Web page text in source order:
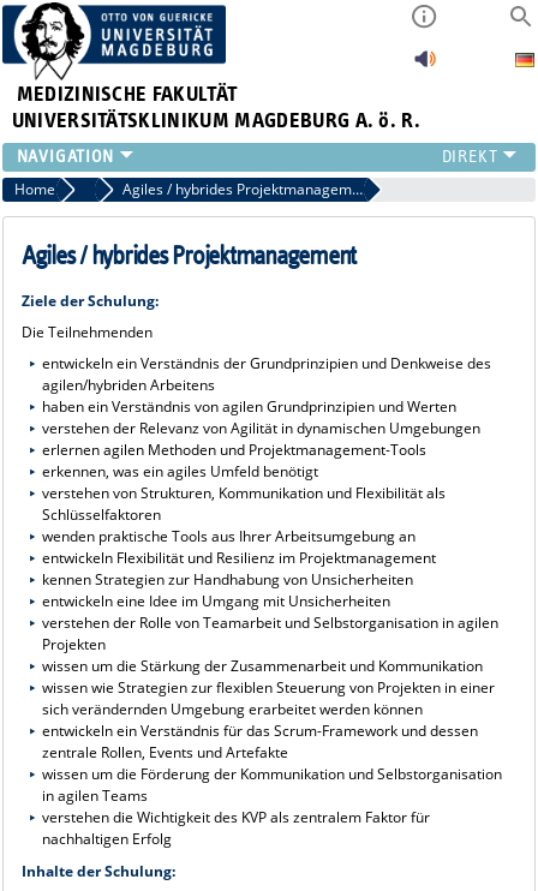
MEDIZINISCHE FAKULTÄT
UNIVERSITÄTSKLINIKUM MAGDEBURG A. ö. R.
INSTITUTE
KLINIKEN
ZENTRALE EINRICHTUNGEN
FORSCHUNG
PRESSE
ÜBER UNS
INTERNATIONAL
INTRANET
Home Angebotsschulungen Agiles / hybrides Projektmanagement
Agiles / hybrides Projektmanagement
Ziele der Schulung:
Die Teilnehmenden
entwickeln ein Verständnis der Grundprinzipien und Denkweise des
agilen/hybriden Arbeitens
haben ein Verständnis von agilen Grundprinzipien und Werten
verstehen der Relevanz von Agilität in dynamischen Umgebungen
erlernen agilen Methoden und Projektmanagement-Tools
erkennen, was ein agiles Umfeld benötigt
verstehen von Strukturen, Kommunikation und Flexibilität als
Schlüsselfaktoren
wenden praktische Tools aus Ihrer Arbeitsumgebung an
entwickeln Flexibilität und Resilienz im Projektmanagement
kennen Strategien zur Handhabung von Unsicherheiten
entwickeln eine Idee im Umgang mit Unsicherheiten
verstehen der Rolle von Teamarbeit und Selbstorganisation in agilen
Projekten
wissen um die Stärkung der Zusammenarbeit und Kommunikation
wissen wie Strategien zur flexiblen Steuerung von Projekten in einer
sich verändernden Umgebung erarbeitet werden können
entwickeln ein Verständnis für das Scrum-Framework und dessen
zentrale Rollen, Events und Artefakte
wissen um die Förderung der Kommunikation und Selbstorganisation
in agilen Teams
verstehen die Wichtigkeit des KVP als zentralem Faktor für
nachhaltigen Erfolg
Inhalte der Schulung: